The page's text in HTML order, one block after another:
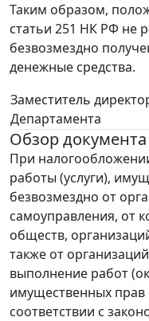
Таким образом,
статьи 251 НК РФ не
безвозмездно
денежные средства.
Заместитель
Департамента
Обзор документа
При
работы (услуги),
безвозмездно от
самоуправления, от
обществ,
также от
выполнение работ
имущественных прав
соответствии с